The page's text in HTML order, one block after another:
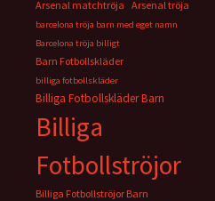
Arsenal matchtröja Arsenal tröja
barcelona tröja barn med eget namn
Barcelona tröja billigt
Barn Fotbollskläder
billiga fotbollskläder
Billiga Fotbollskläder Barn
Billiga
Fotbollströjor
Billiga Fotbollströjor Barn